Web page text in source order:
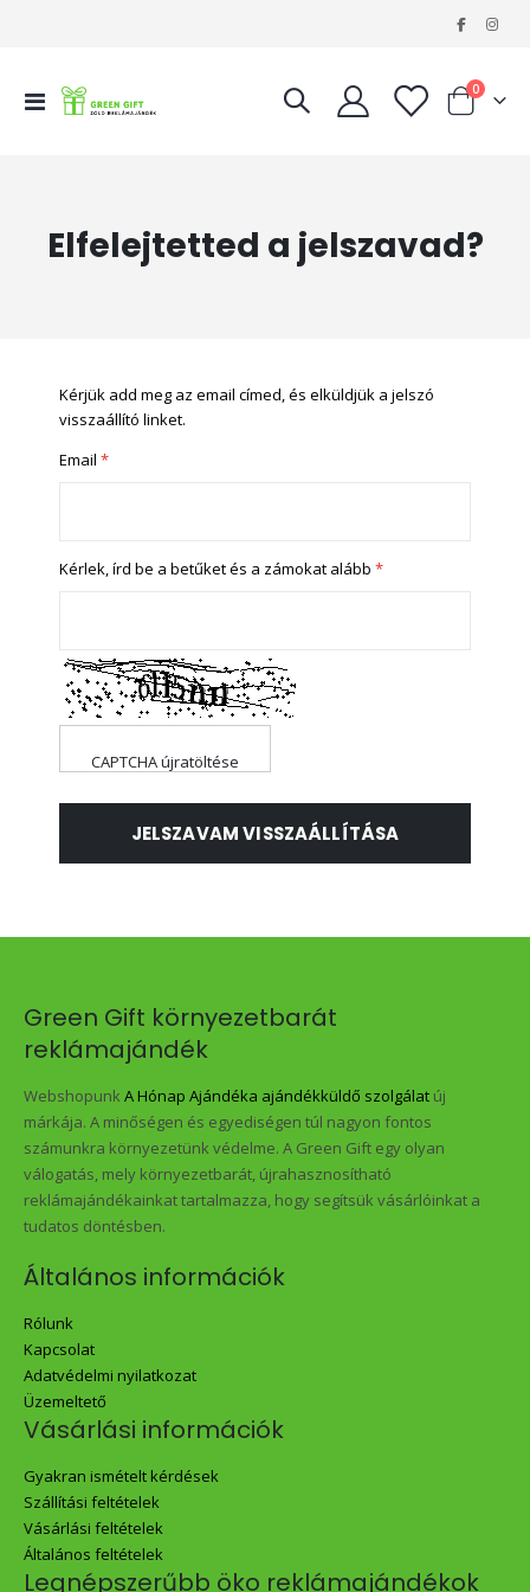
Navigáció
Kosár
0tételeket
Elfelejtetted a jelszavad?
Kérjük add meg az email címed, és elküldjük a jelszó
visszaállító linket.
Email
Kérlek, írd be a betűket és a zámokat alább
CAPTCHA újratöltése
JELSZAVAM VISSZAÁLLÍTÁSA
Green Gift környezetbarát
reklámajándék
Webshopunk A Hónap Ajándéka ajándékküldő szolgálat új
márkája. A minőségen és egyediségen túl nagyon fontos
számunkra környezetünk védelme. A Green Gift egy olyan
válogatás, mely környezetbarát, újrahasznosítható
reklámajándékainkat tartalmazza, hogy segítsük vásárlóinkat a
tudatos döntésben.
Általános információk
Rólunk
Kapcsolat
Adatvédelmi nyilatkozat
Üzemeltető
Vásárlási információk
Gyakran ismételt kérdések
Szállítási feltételek
Vásárlási feltételek
Általános feltételek
Legnépszerűbb öko reklámajándékok